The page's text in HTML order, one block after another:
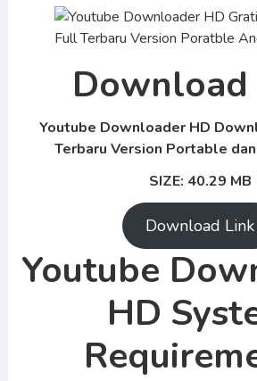
Download
Youtube Downloader HD
Terbaru Version Portable
SIZE: 40.29 MB
Download Link
Youtube
HD